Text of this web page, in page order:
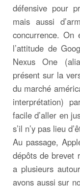
défensive pour
mais aussi
concurrence. On
l’attitude de
Nexus One
présent sur la
du marché
interprétation)
facile d’aller en
s’il n’y pas lieu
Au passage,
dépôts de brevet
a plusieurs
avons aussi sur